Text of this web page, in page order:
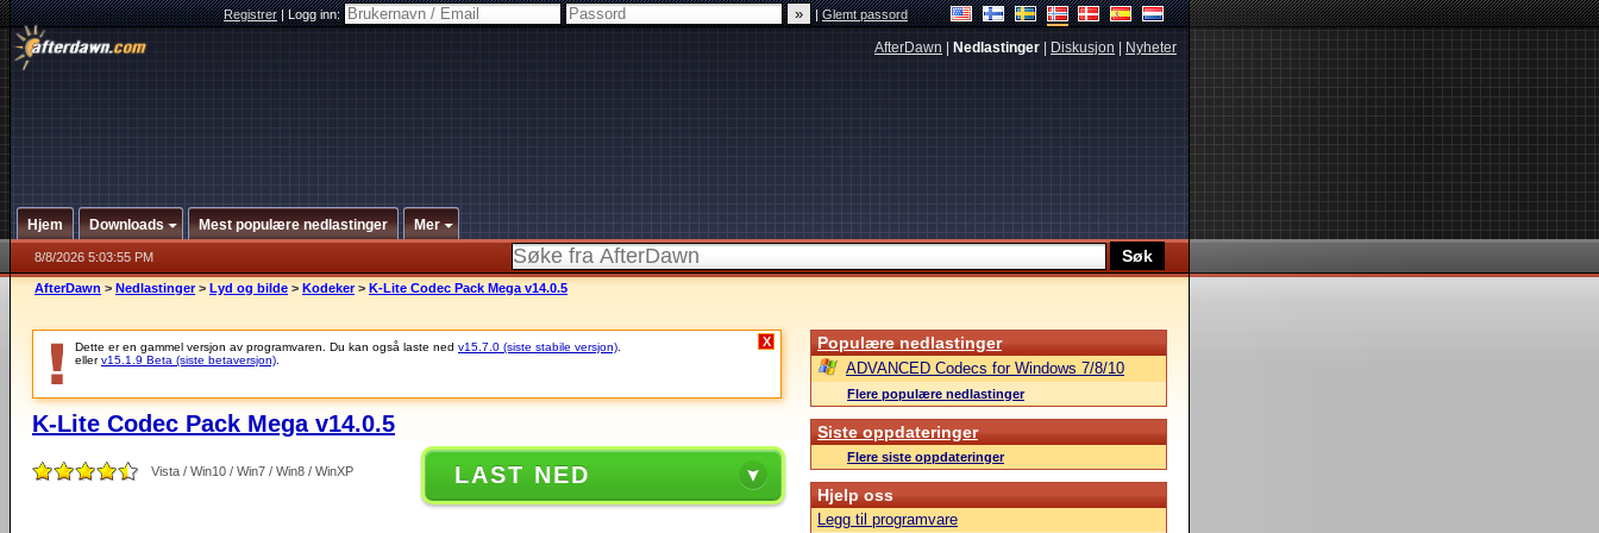
Registrer|Logg inn: |Glemt passord
AfterDawn Nedlastinger Diskusjon Nyheter
Hjem Downloads Mest populære nedlastinger Mer
8/8/2026 5:03:55 PM
AfterDawn > Nedlastinger > Lyd og bilde > Kodeker > K-Lite Codec Pack Mega v14.0.5
Dette er en gammel versjon av programvaren. Du kan også laste ned v15.7.0 (siste stabile versjon)
ellerv15.1.9 Beta (siste betaversjon)
X
K-Lite Codec Pack Mega v14.0.5
Vista / Win10 / Win7 / Win8 / WinXP LAST NED
Populære nedlastinger
ADVANCED Codecs for Windows 7/8/10
Flere populære nedlastinger
Siste oppdateringer
Flere siste oppdateringer
Hjelp oss
Legg til programvare